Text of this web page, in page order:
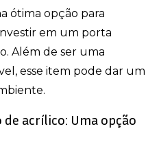
ótima opção para
em um porta
Além de ser uma
esse item pode dar um
acrílico: Uma opção